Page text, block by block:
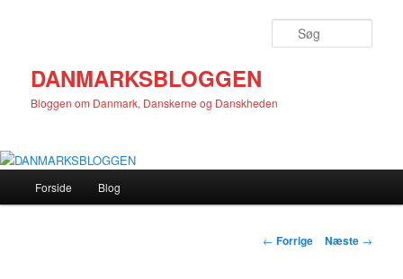
DANMARKSBLOGGEN
Bloggen om Danmark, Danskerne og Danskheden
Forside Blog
Indlægsnavigation
← Forrige Næste →